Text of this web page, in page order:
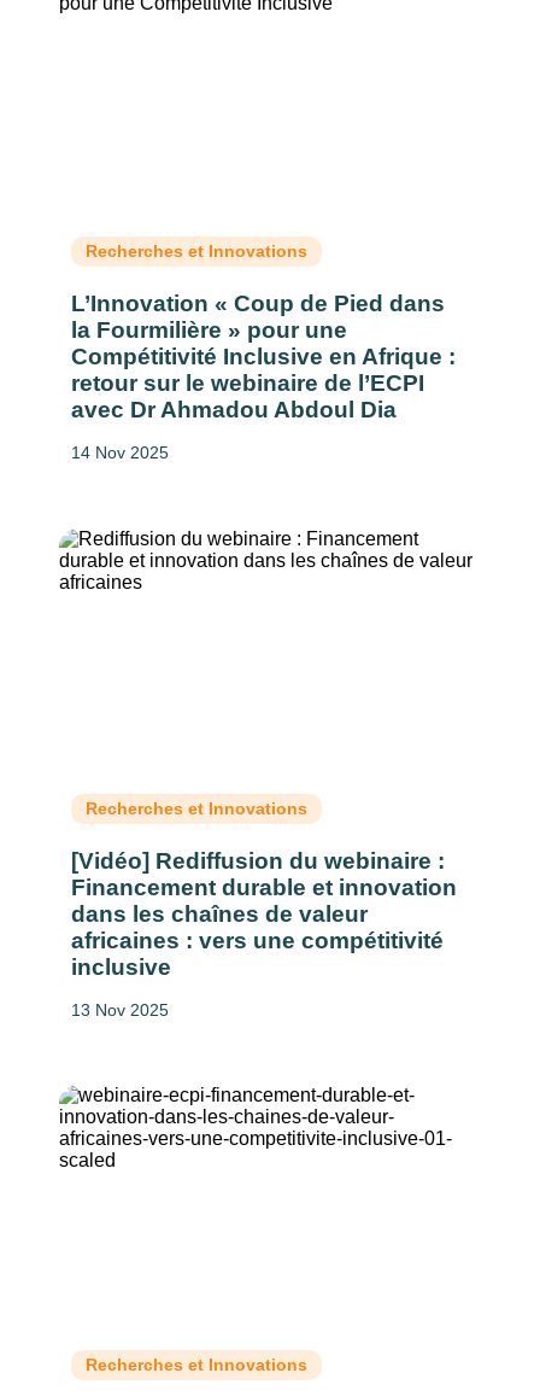
Recherches et Innovations
L’Innovation « Coup de Pied dans
la Fourmilière » pour une
Compétitivité Inclusive en Afrique :
retour sur le webinaire de l’ECPI
avec Dr Ahmadou Abdoul Dia
14 Nov 2025
Recherches et Innovations
[Vidéo] Rediffusion du webinaire :
Financement durable et innovation
dans les chaînes de valeur
africaines : vers une compétitivité
inclusive
13 Nov 2025
Recherches et Innovations